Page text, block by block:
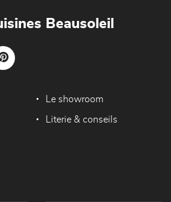
Beausoleil
Le showroom
Literie & conseils